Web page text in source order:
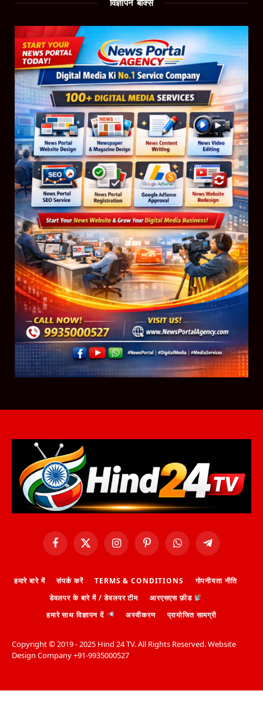
विज्ञापन बॉक्स
FacebookX
(Twitter)
InstagramPinterestWhatsAppTelegram
हमारे बारे में संपर्क करें TERMS & CONDITIONS
गोपनीयता नीति
डेवलपर के बारे में / डेवलपर टीम
आरएसएस फ़ीड
हमारे साथ विज्ञापन दें
अस्वीकरण प्रायोजित सामग्री
Copyright ©️ 2019 - 2025 Hind 24 TV. All Rights Reserved. Website
Design Company +91-9935000527